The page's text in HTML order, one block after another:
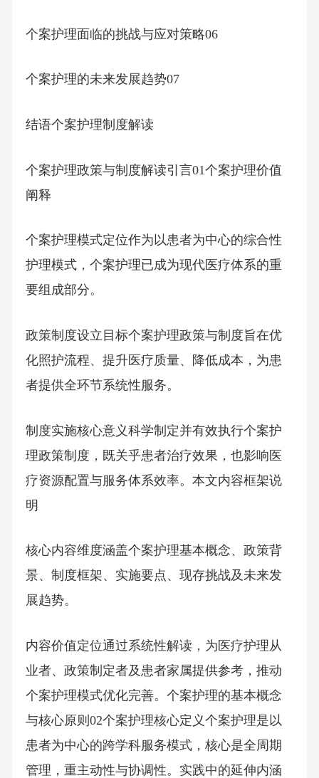
个案护理面临的挑战与应对策略06
个案护理的未来发展趋势07
结语个案护理制度解读
个案护理政策与制度解读引言01个案护理价值
阐释
个案护理模式定位作为以患者为中心的综合性
护理模式，个案护理已成为现代医疗体系的重
要组成部分。
政策制度设立目标个案护理政策与制度旨在优
化照护流程、提升医疗质量、降低成本，为患
者提供全环节系统性服务。
制度实施核心意义科学制定并有效执行个案护
理政策制度，既关乎患者治疗效果，也影响医
疗资源配置与服务体系效率。本文内容框架说
明
核心内容维度涵盖个案护理基本概念、政策背
景、制度框架、实施要点、现存挑战及未来发
展趋势。
内容价值定位通过系统性解读，为医疗护理从
业者、政策制定者及患者家属提供参考，推动
个案护理模式优化完善。个案护理的基本概念
与核心原则02个案护理核心定义个案护理是以
患者为中心的跨学科服务模式，核心是全周期
管理，重主动性与协调性。实践中的延伸内涵